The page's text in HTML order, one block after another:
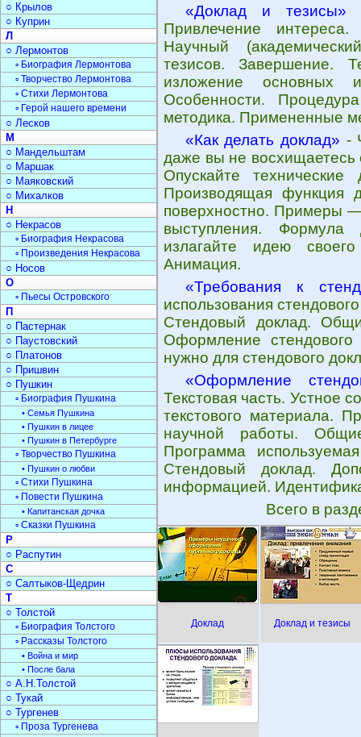
«Доклад и тезисы»
Привлечение
Научный
тезисов. Завершение.
изложение основных
Особенности.
методика. Примененные
«Как делать доклад» -
даже вы не восхищаетесь
Опускайте
Производящая
поверхностно. Примеры
выступления.
излагайте идею
Анимация.
«Требования к
использования
Стендовый доклад.
Оформление
нужно для стендового
«Оформление
Текстовая часть. Устное
текстового материала.
научной работы.
Программа
Стендовый доклад.
информацией.
Всего в
Доклад Доклад и тезисы
○ Крылов
○ Куприн
Л
○ Лермонтов
▫ Биография Лермонтова
▫ Творчество Лермонтова
▫ Стихи Лермонтова
▫ Герой нашего времени
○ Лесков
М
○ Мандельштам
○ Маршак
○ Маяковский
○ Михалков
Н
○ Некрасов
▫ Биография Некрасова
▫ Произведения Некрасова
○ Носов
О
▫ Пьесы Островского
П
○ Пастернак
○ Паустовский
○ Платонов
○ Пришвин
○ Пушкин
▫ Биография Пушкина
• Семья Пушкина
• Пушкин в лицее
• Пушкин в Петербурге
▫ Творчество Пушкина
• Пушкин о любви
▫ Стихи Пушкина
▫ Повести Пушкина
• Капитанская дочка
▫ Сказки Пушкина
Р
○ Распутин
С
○ Салтыков-Щедрин
Т
○ Толстой
▫ Биография Толстого
▫ Рассказы Толстого
• Война и мир
• После бала
○ А.Н.Толстой
○ Тукай
○ Тургенев
▫ Проза Тургенева